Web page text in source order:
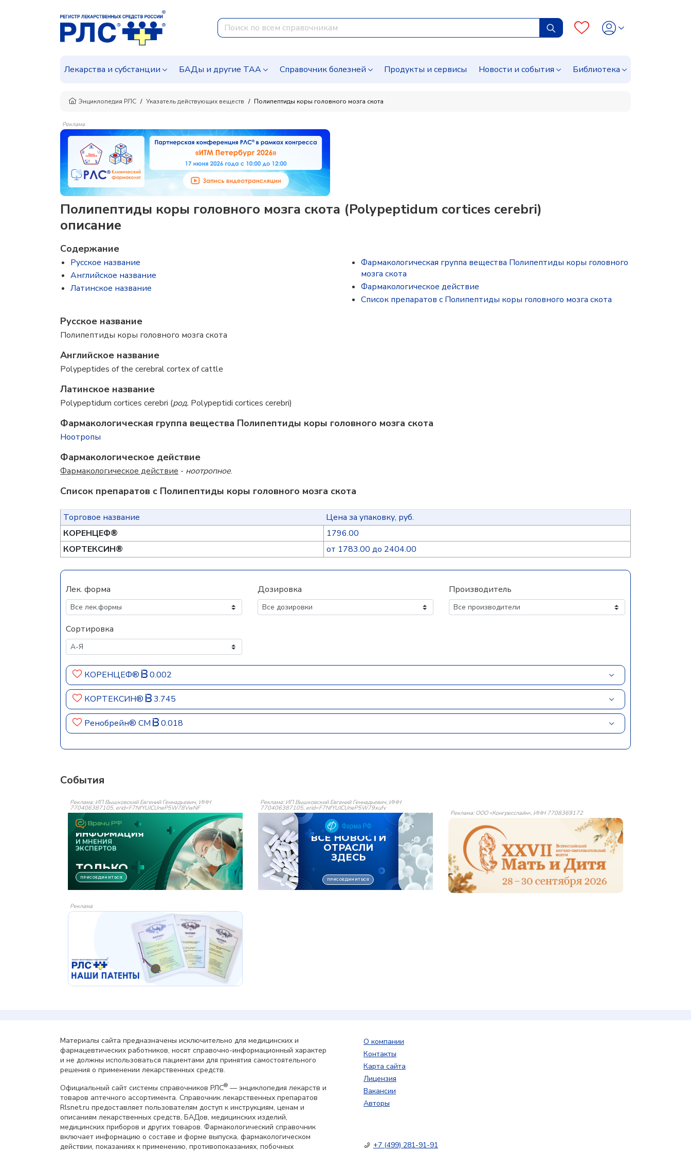
Лекарства и субстанции БАДы и другие ТАА Справочник болезней Продукты и сервисы Новости и события Библиотека
Энциклопедия РЛС Указатель действующих веществ Полипептиды коры головного мозга скота
Реклама
Полипептиды коры головного мозга скота (Polypeptidum cortices cerebri)
описание
Содержание
Русское название
Английское название
Латинское название
Фармакологическая группа вещества Полипептиды коры головного
мозга скота
Фармакологическое действие
Список препаратов с Полипептиды коры головного мозга скота
Русское название
Полипептиды коры головного мозга скота
Английское название
Polypeptides of the cerebral cortex of cattle
Латинское название
Polypeptidum cortices cerebri (род. Polypeptidi cortices cerebri)
Фармакологическая группа вещества Полипептиды коры головного мозга скота
Ноотропы
Фармакологическое действие
Фармакологическое действие - ноотропное.
Список препаратов с Полипептиды коры головного мозга скота
Торговое название
Цена за упаковку, руб.
КОРЕНЦЕФ®
1796.00
КОРТЕКСИН®
от 1783.00 до 2404.00
Лек. форма Дозировка Производитель
Сортировка
КОРЕНЦЕФ® 0.002
КОРТЕКСИН® 3.745
Ренобрейн® СМ 0.018
События
Реклама: ИП Вышковский Евгений Геннадьевич, ИНН
770406387105, erid=F7NfYUJCUneP5W78VwNF
Реклама: ИП Вышковский Евгений Геннадьевич, ИНН
770406387105, erid=F7NfYUJCUneP5W79xufv
Реклама: ООО «Конгресслайн», ИНН 7708369172
Реклама
Материалы сайта предназначены исключительно для медицинских и
фармацевтических работников, носят справочно-информационный характер
и не должны использоваться пациентами для принятия самостоятельного
решения о применении лекарственных средств.
Официальный сайт системы справочников РЛС® — энциклопедия лекарств и
товаров аптечного ассортимента. Справочник лекарственных препаратов
Rlsnet.ru предоставляет пользователям доступ к инструкциям, ценам и
описаниям лекарственных средств, БАДов, медицинских изделий,
медицинских приборов и других товаров. Фармакологический справочник
включает информацию о составе и форме выпуска, фармакологическом
действии, показаниях к применению, противопоказаниях, побочных
О компании
Контакты
Карта сайта
Лицензия
Вакансии
Авторы
+7 (499) 281-91-91